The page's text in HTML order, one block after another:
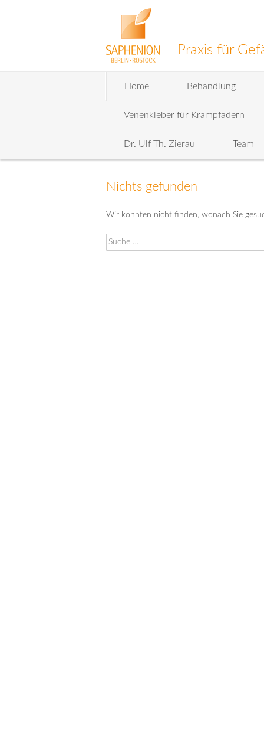
Praxis für
Home Behandlung
Venenkleber für Krampfadern
Dr. Ulf Th. Zierau Team
Nichts gefunden
Wir konnten nicht finden, wonach Sie
Suche
nach: